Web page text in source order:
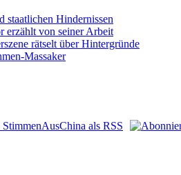
staatlichen Hindernissen
erzählt von seiner Arbeit
rätselt über Hintergründe
Massaker